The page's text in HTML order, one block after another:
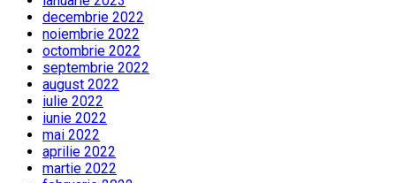
decembrie 2022
noiembrie 2022
octombrie 2022
septembrie 2022
august 2022
iulie 2022
iunie 2022
mai 2022
aprilie 2022
martie 2022